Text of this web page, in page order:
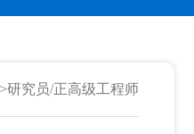
>研究员/正高级工程师